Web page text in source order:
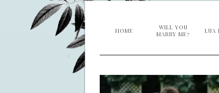
HOME
WILL YOU
MARRY ME?
LUA